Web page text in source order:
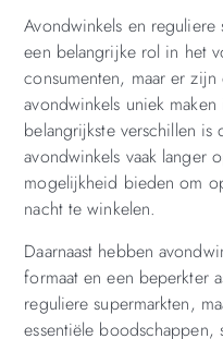
Avondwinkels en
een belangrijke rol in het
consumenten, maar er
avondwinkels uniek
belangrijkste verschillen
avondwinkels vaak langer
mogelijkheid bieden om
nacht te winkelen.
Daarnaast hebben
formaat en een beperkter
reguliere supermarkten,
essentiële boodschappen,